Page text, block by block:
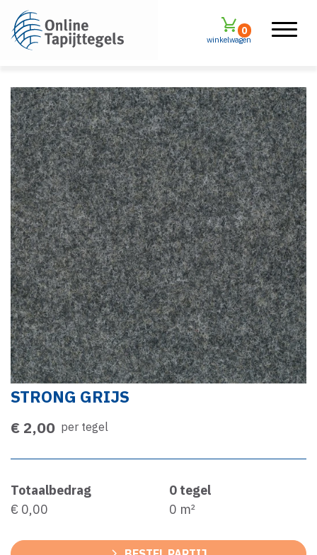
winkelwagen
0
STRONG GRIJS
€ 2,00 per tegel
Totaalbedrag
€ 0,00
0 tegel
0 m²